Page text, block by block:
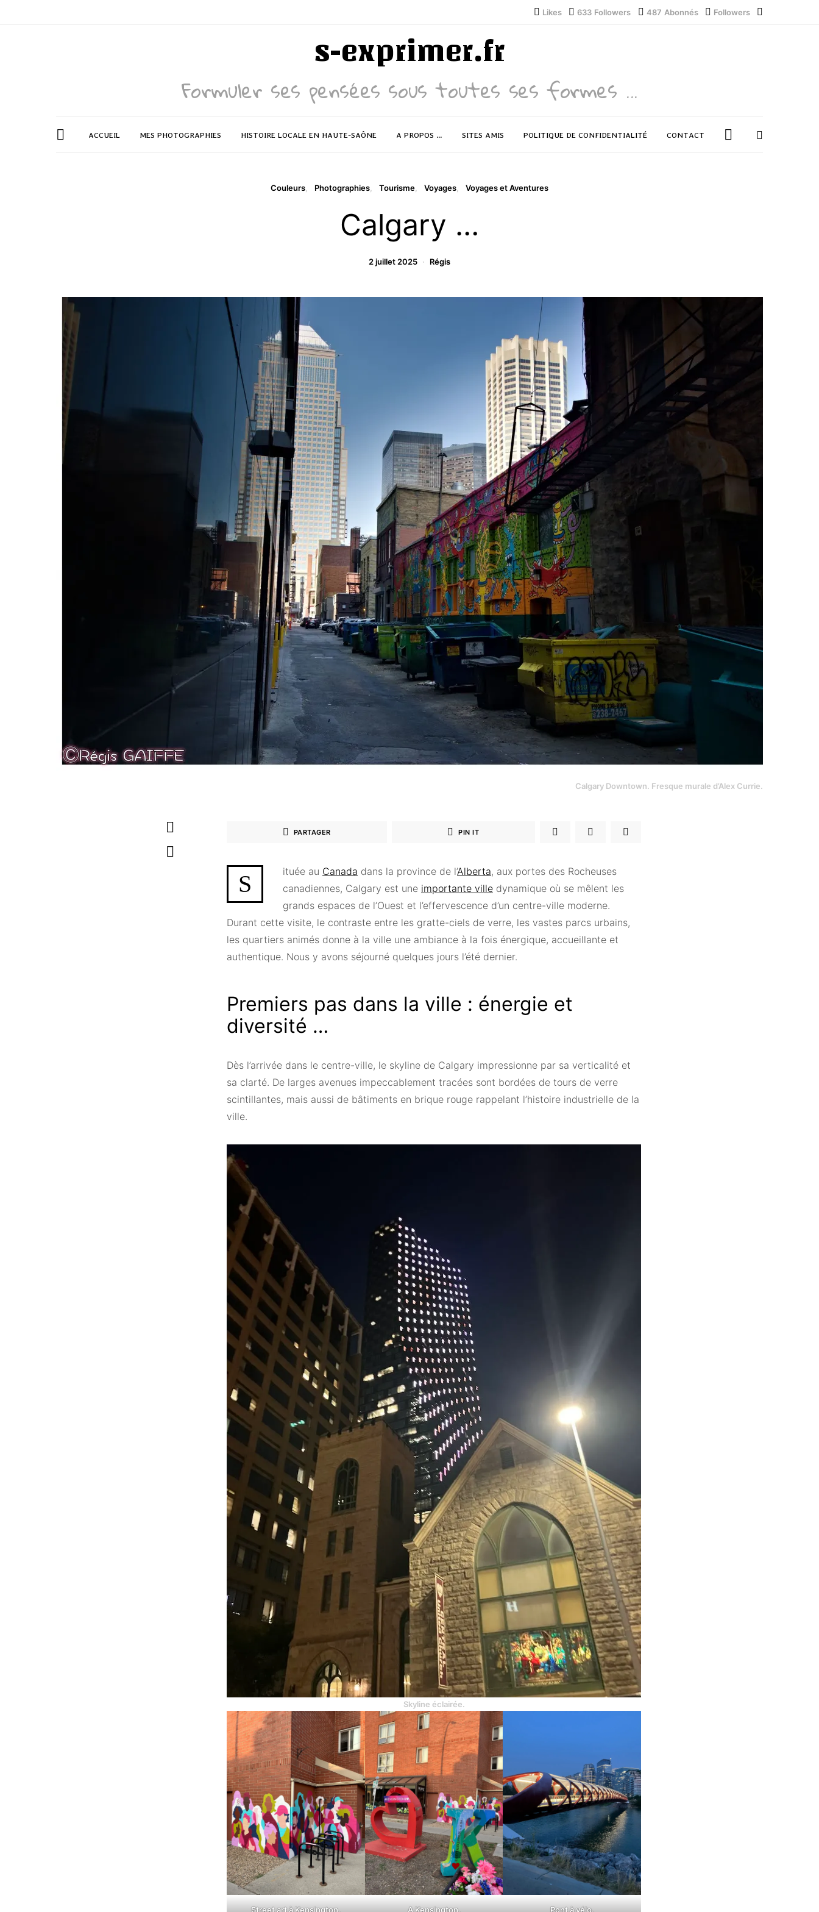
Likes 633 Followers 487 Abonnés Followers
s-exprimer.fr
Formuler ses pensées sous toutes ses formes ...
ACCUEIL MES PHOTOGRAPHIES HISTOIRE LOCALE EN HAUTE-SAÔNE A PROPOS … SITES AMIS POLITIQUE DE CONFIDENTIALITÉ CONTACT
Couleurs Photographies Tourisme Voyages Voyages et Aventures
Calgary …
2 juillet 2025 Régis
Calgary Downtown. Fresque murale d’Alex Currie.
PARTAGER PIN IT
S ituée au Canada dans la province de l’Alberta, aux portes des Rocheuses
canadiennes, Calgary est une importante ville dynamique où se mêlent les
grands espaces de l’Ouest et l’effervescence d’un centre-ville moderne.
Durant cette visite, le contraste entre les gratte-ciels de verre, les vastes parcs urbains,
les quartiers animés donne à la ville une ambiance à la fois énergique, accueillante et
authentique. Nous y avons séjourné quelques jours l’été dernier.
Premiers pas dans la ville : énergie et
diversité …
Dès l’arrivée dans le centre-ville, le skyline de Calgary impressionne par sa verticalité et
sa clarté. De larges avenues impeccablement tracées sont bordées de tours de verre
scintillantes, mais aussi de bâtiments en brique rouge rappelant l’histoire industrielle de la
ville.
Skyline éclairée.
Street art à Kensington. A Kensington. Pont à vélo.